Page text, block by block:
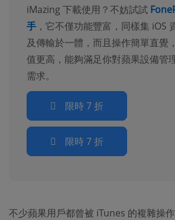
iMazing 下載使用？不妨試試
手 ，它不僅功能豐富，同樣集 iOS
及傳輸於一體，而且操作簡單直覺
值更高，能夠滿足你對蘋果設備管
需求。
限時 7 折
限時 7 折
不少蘋果用戶都曾被 iTunes 的複雜操